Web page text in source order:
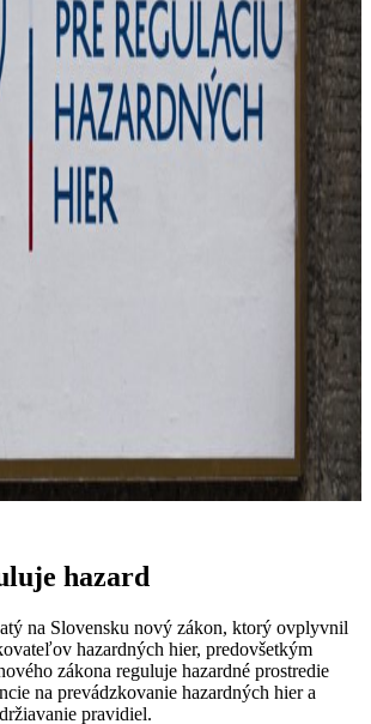
hazard
na Slovensku nový zákon, ktorý ovplyvnil
hazardných hier, predovšetkým
zákona reguluje hazardné prostredie
na prevádzkovanie hazardných hier a
pravidiel.